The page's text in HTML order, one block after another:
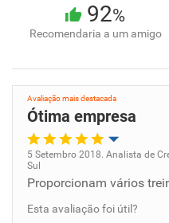
92%
Recomendaria a um amigo
Avaliação mais destacada
Ótima empresa
Ambiente de trabalho
5 Setembro 2018. Analista de
Sul
Proporcionam vários
Esta avaliação foi útil?